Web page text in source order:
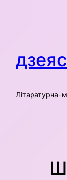
Літаратурна-